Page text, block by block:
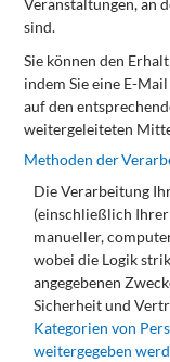
Veranstaltungen, an
sind.
Sie können den Erhalt
indem Sieeine E-Mail
auf den
weitergeleiteten
Methoden der
Die Verarbeitung
(einschließlich
manueller,
wobei die Logik
angegebenen
Sicherheitund
Kategorien von
weitergegeben